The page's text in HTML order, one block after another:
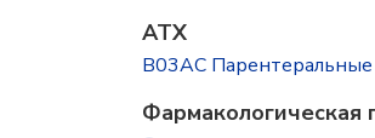
ATX
B03AC
Фармакологическая